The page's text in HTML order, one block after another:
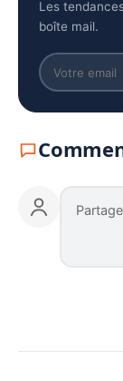
Les
boîte mail.